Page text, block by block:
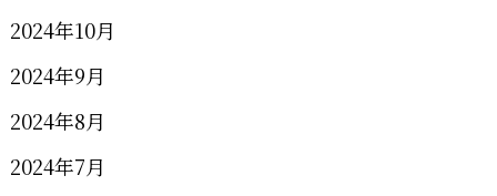
2024年10月
2024年9月
2024年8月
2024年7月